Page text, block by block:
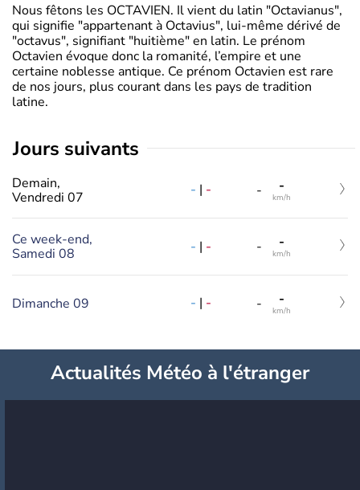
Nous fêtons les OCTAVIEN. Il vient du latin "Octavianus",
qui signifie "appartenant à Octavius", lui-même dérivé de
"octavus", signifiant "huitième" en latin. Le prénom
Octavien évoque donc la romanité, l’empire et une
certaine noblesse antique. Ce prénom Octavien est rare
de nos jours, plus courant dans les pays de tradition
latine.
jours suivants
Demain,
Vendredi 07
- | - - -
km/h
Ce week-end,
Samedi 08
- | - - -
km/h
Dimanche 09 - | - - -
km/h
Actualités Météo à l'étranger